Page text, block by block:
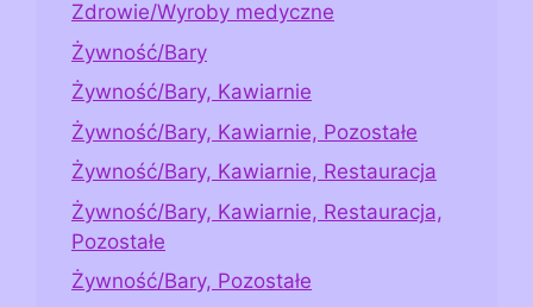
Zdrowie/Wyroby medyczne
Żywność/Bary
Żywność/Bary, Kawiarnie
Żywność/Bary, Kawiarnie, Pozostałe
Żywność/Bary, Kawiarnie, Restauracja
Żywność/Bary, Kawiarnie, Restauracja,
Pozostałe
Żywność/Bary, Pozostałe